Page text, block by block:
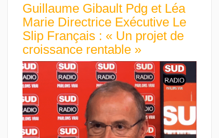
Guillaume Gibault Pdg et Léa
Marie Directrice Exécutive Le
Slip Français : « Un projet de
croissance rentable »